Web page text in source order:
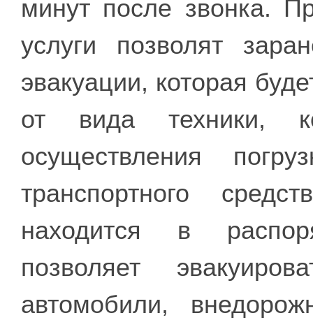
минут после звонка.
услуги позволят
эвакуации, которая
от вида техники,
осуществления
транспортного
находится в
позволяет
автомобили,